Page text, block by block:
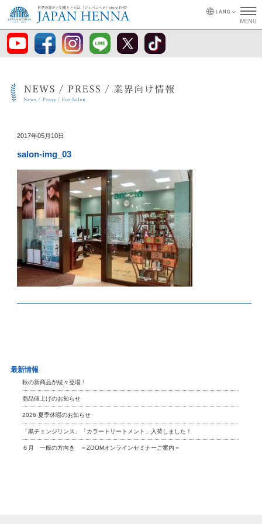
2017年05月10日
salon-img_03
最新情報
秋の新商品が続々登場！
商品値上げのお知らせ
2026 夏季休暇のお知らせ
「黒チェンジリンス」「カラートリートメント」入荷しました！
６月 一般の方向き ＝ZOOMオンラインセミナーご案内＝